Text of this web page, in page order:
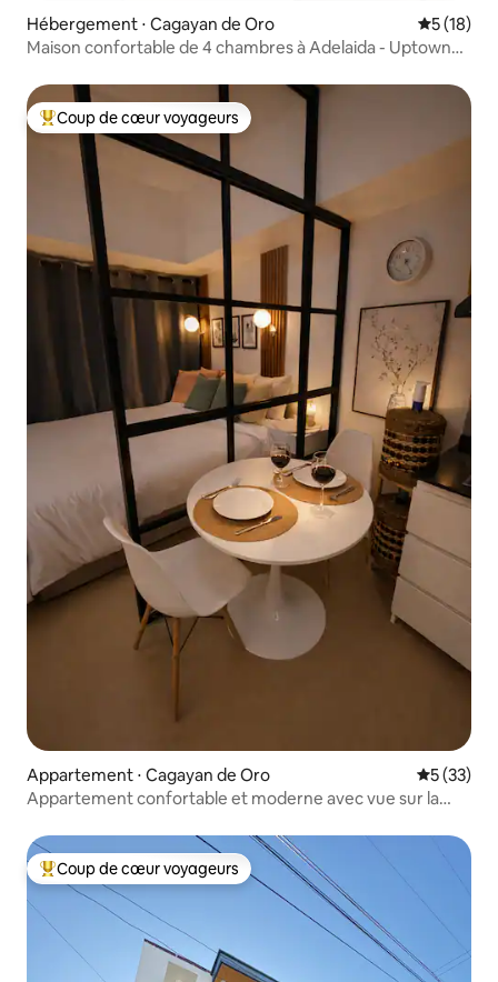
Hébergement ⋅ Cagayan de Oro
5 (18)
Maison confortable de 4 chambres à Adelaida - Uptown
Coups de cœur voyageurs les plus appréciés
Coup de cœur voyageurs
Appartement ⋅ Cagayan de Oro
5 (33)
Appartement confortable et moderne avec vue sur la
Coups de cœur voyageurs les plus appréciés
Coup de cœur voyageurs